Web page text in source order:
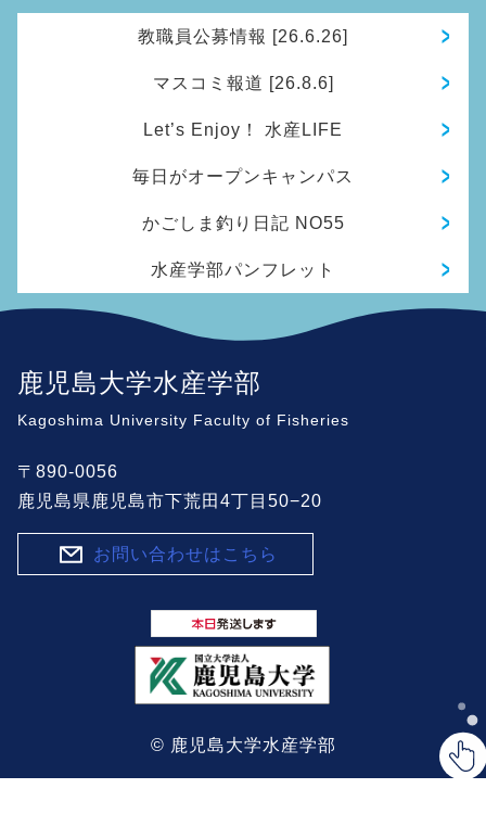
教職員公募情報 [26.6.26]
マスコミ報道 [26.8.6]
Let’s Enjoy！ 水産LIFE
毎日がオープンキャンパス
かごしま釣り日記 NO55
水産学部パンフレット
鹿児島大学水産学部
Kagoshima University Faculty of Fisheries
〒890-0056
鹿児島県鹿児島市下荒田4丁目50−20
お問い合わせはこちら
© 鹿児島大学水産学部